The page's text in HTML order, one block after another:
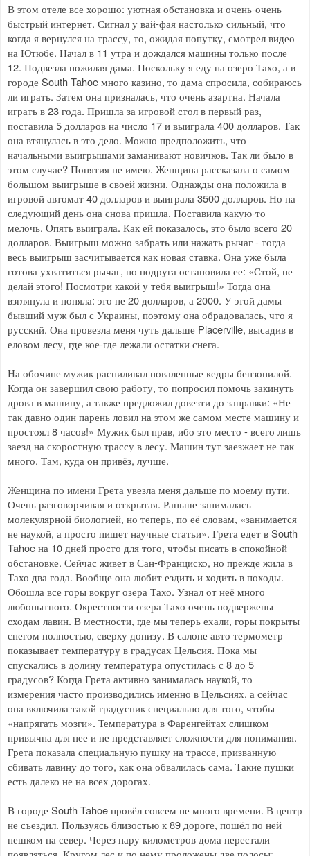
В этом отеле все хорошо: уютная обстановка и очень-очень
быстрый интернет. Сигнал у вай-фая настолько сильный, что
когда я вернулся на трассу, то, ожидая попутку, смотрел видео
на Ютюбе. Начал в 11 утра и дождался машины только после
12. Подвезла пожилая дама. Поскольку я еду на озеро Тахо, а в
городе South Tahoe много казино, то дама спросила, собираюсь
ли играть. Затем она призналась, что очень азартна. Начала
играть в 23 года. Пришла за игровой стол в первый раз,
поставила 5 долларов на число 17 и выиграла 400 долларов. Так
она втянулась в это дело. Можно предположить, что
начальными выигрышами заманивают новичков. Так ли было в
этом случае? Понятия не имею. Женщина рассказала о самом
большом выигрыше в своей жизни. Однажды она положила в
игровой автомат 40 долларов и выиграла 3500 долларов. Но на
следующий день она снова пришла. Поставила какую-то
мелочь. Опять выиграла. Как ей показалось, это было всего 20
долларов. Выигрыш можно забрать или нажать рычаг - тогда
весь выигрыш засчитывается как новая ставка. Она уже была
готова ухватиться рычаг, но подруга остановила ее: «Стой, не
делай этого! Посмотри какой у тебя выигрыш!» Тогда она
взглянула и поняла: это не 20 долларов, а 2000. У этой дамы
бывший муж был с Украины, поэтому она обрадовалась, что я
русский. Она провезла меня чуть дальше Placerville, высадив в
еловом лесу, где кое-где лежали остатки снега.
На обочине мужик распиливал поваленные кедры бензопилой.
Когда он завершил свою работу, то попросил помочь закинуть
дрова в машину, а также предложил довезти до заправки: «Не
так давно один парень ловил на этом же самом месте машину и
простоял 8 часов!» Мужик был прав, ибо это место - всего лишь
заезд на скоростную трассу в лесу. Машин тут заезжает не так
много. Там, куда он привёз, лучше.
Женщина по имени Грета увезла меня дальше по моему пути.
Очень разговорчивая и открытая. Раньше занималась
молекулярной биологией, но теперь, по её словам, «занимается
не наукой, а просто пишет научные статьи». Грета едет в South
Tahoe на 10 дней просто для того, чтобы писать в спокойной
обстановке. Сейчас живет в Сан-Франциско, но прежде жила в
Тахо два года. Вообще она любит ездить и ходить в походы.
Обошла все горы вокруг озера Тахо. Узнал от неё много
любопытного. Окрестности озера Тахо очень подвержены
сходам лавин. В местности, где мы теперь ехали, горы покрыты
снегом полностью, сверху донизу. В салоне авто термометр
показывает температуру в градусах Цельсия. Пока мы
спускались в долину температура опустилась с 8 до 5
градусов? Когда Грета активно занималась наукой, то
измерения часто производились именно в Цельсиях, а сейчас
она включила такой градусник специально для того, чтобы
«напрягать мозги». Температура в Фаренгейтах слишком
привычна для нее и не представляет сложности для понимания.
Грета показала специальную пушку на трассе, призванную
сбивать лавину до того, как она обвалилась сама. Такие пушки
есть далеко не на всех дорогах.
В городе South Tahoe провёл совсем не много времени. В центр
не съездил. Пользуясь близостью к 89 дороге, пошёл по ней
пешком на север. Через пару километров дома перестали